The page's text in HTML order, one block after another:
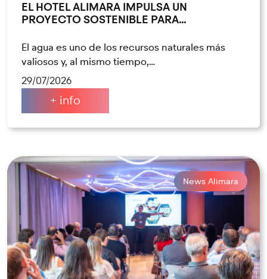
EL HOTEL ALIMARA IMPULSA UN
PROYECTO SOSTENIBLE PARA…
El agua es uno de los recursos naturales más
valiosos y, al mismo tiempo,…
29/07/2026
+ info
News Alimara